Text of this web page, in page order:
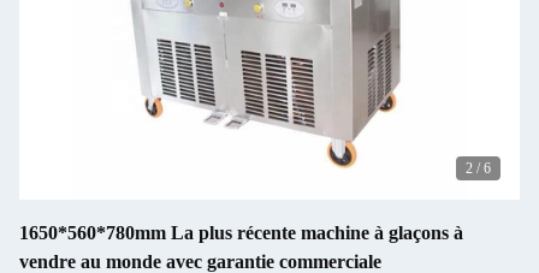
2 / 6
1650*560*780mm La plus récente machine à glaçons à
vendre au monde avec garantie commerciale